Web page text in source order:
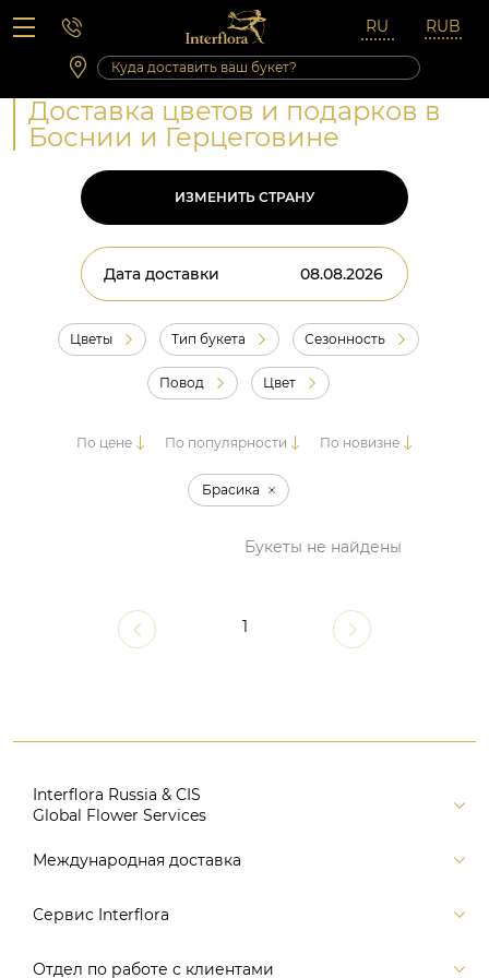
Вопросы-ответы
Сб 10:00 ‐ 14:00
Выходные и праздничные дни
Доставка цветов и подарков в
Боснии и Герцеговине
ИЗМЕНИТЬ СТРАНУ
Дата доставки
Цветы Тип букета Сезонность
Повод Цвет
По цене По популярности По новизне
Брасика
Букеты не найдены
1
Interflora Russia & CIS
Global Flower Services
Версия для печати
Поиск
Международная доставка
Россия
Сервис Interflora
Заказ и оплата
Отдел по работе с клиентами